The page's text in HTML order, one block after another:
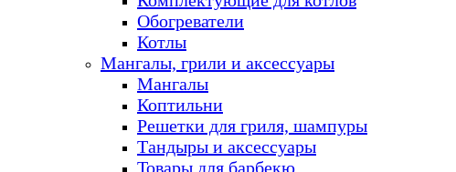
Обогреватели
Котлы
Мангалы, грили и аксессуары
Мангалы
Коптильни
Решетки для гриля, шампуры
Тандыры и аксессуары
Товары для барбекю